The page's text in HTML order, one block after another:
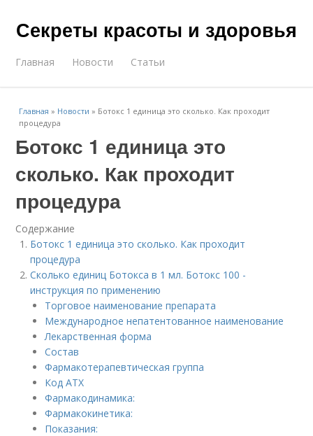
Секреты красоты и здоровья
Главная Новости Статьи
Главная » Новости » Ботокс 1 единица это сколько. Как проходит
процедура
Ботокс 1 единица это
сколько. Как проходит
процедура
Содержание
Ботокс 1 единица это сколько. Как проходит
процедура
Сколько единиц Ботокса в 1 мл. Ботокс 100 -
инструкция по применению
Торговое наименование препарата
Международное непатентованное наименование
Лекарственная форма
Состав
Фармакотерапевтическая группа
Код АТХ
Фармакодинамика:
Фармакокинетика:
Показания: